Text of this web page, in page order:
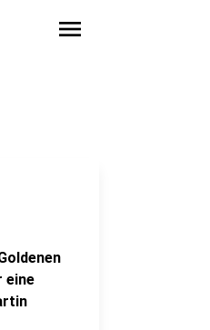
menu
eine